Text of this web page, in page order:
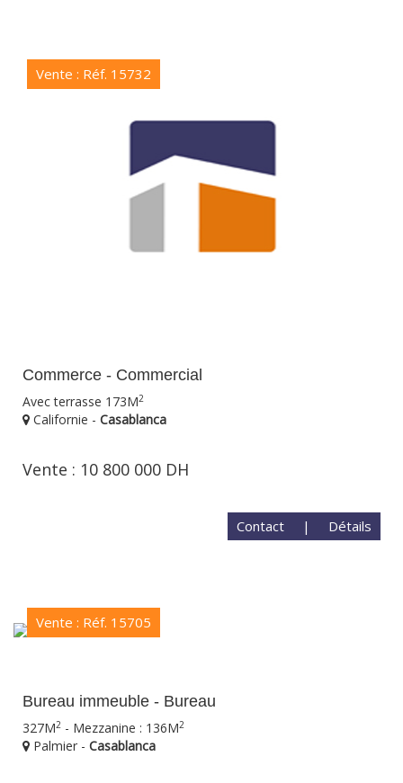
Vente : Réf. 15732
Commerce - Commercial
Avec terrasse 173M2
Californie - Casablanca
Vente : 10 800 000 DH
Détails
|
Contact
Vente : Réf. 15705
Bureau immeuble - Bureau
327M2 - Mezzanine : 136M2
Palmier - Casablanca